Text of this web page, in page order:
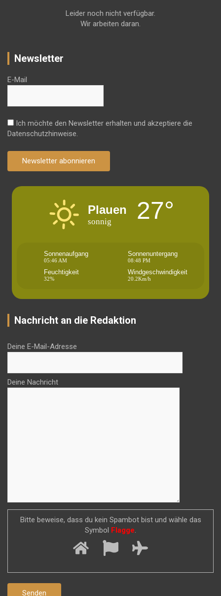
Leider noch nicht verfügbar.
Wir arbeiten daran.
Newsletter
E-Mail
Ich möchte den Newsletter erhalten und akzeptiere die
Datenschutzhinweise.
Newsletter abonnieren
Plauen
sonnig 27°
Sonnenaufgang
05:46 AM
Sonnenuntergang
08:48 PM
Feuchtigkeit
32%
Windgeschwindigkeit
20.2Km/h
Nachricht an die Redaktion
Deine E-Mail-Adresse
Deine Nachricht
Bitte beweise, dass du kein Spambot bist und wähle das
Symbol
Flagge.